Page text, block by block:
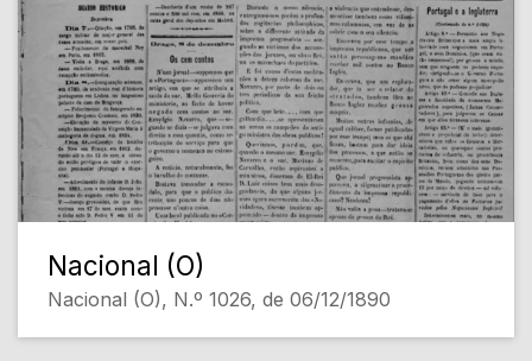
Nacional (O)
Nacional (O), N.º 1026, de 06/12/1890